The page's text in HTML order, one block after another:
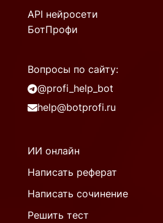
API нейросети
БотПрофи
Вопросы по сайту:
@profi_help_bot
help@botprofi.ru
ИИ онлайн
Написать реферат
Написать сочинение
Решить тест